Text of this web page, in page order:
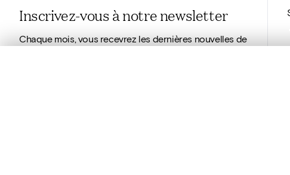
Inscrivez-vous à notre newsletter
Chaque mois, vous recevrez les dernières nouvelles de